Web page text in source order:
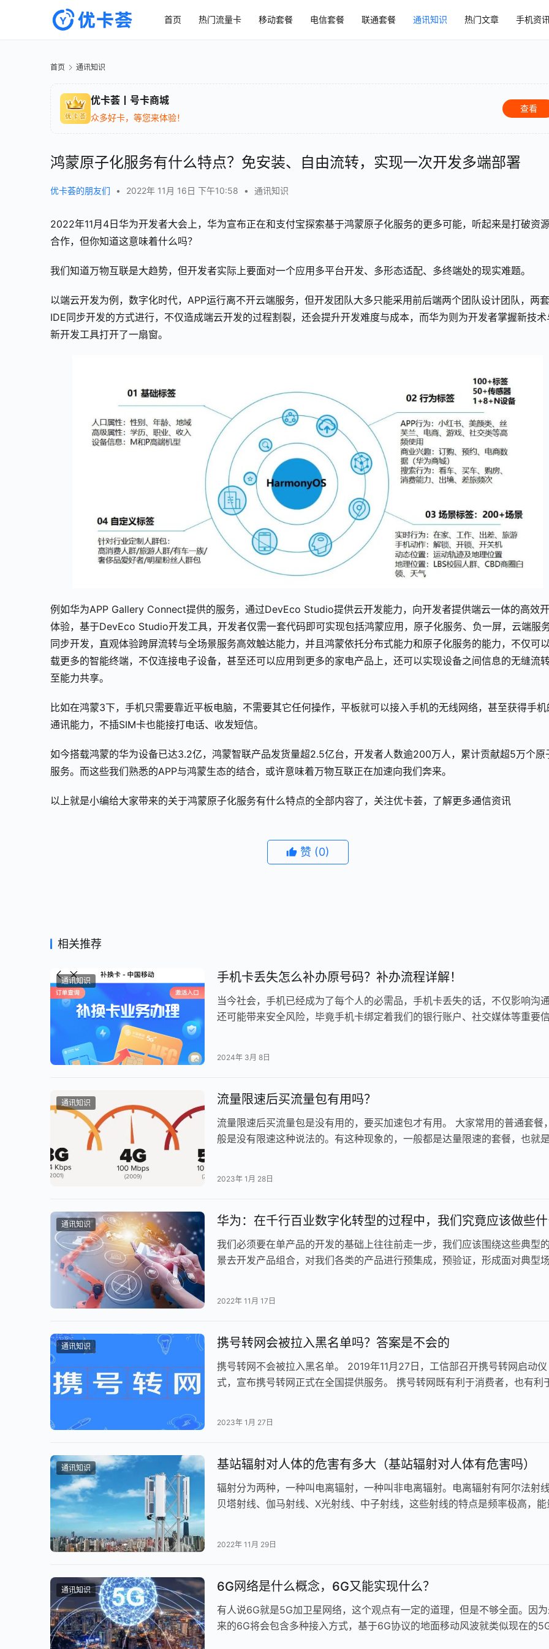
首页 热门流量卡 移动套餐 电信套餐 联通套餐 通讯知识 热门文章 手机资
首页 通讯知识
优卡荟丨号卡商城
众多好卡，等您来体验！
查看
鸿蒙原子化服务有什么特点？免安装、自由流转，实现一次开发多端部署
优卡荟的朋友们 • 2022年 11月 16日 下午10:58 • 通讯知识
2022年11月4日华为开发者大会上，华为宣布正在和支付宝探索基于鸿蒙原子化服务的更多可能，听起来是打破资
合作，但你知道这意味着什么吗？
我们知道万物互联是大趋势，但开发者实际上要面对一个应用多平台开发、多形态适配、多终端处的现实难题。
以端云开发为例，数字化时代，APP运行离不开云端服务，但开发团队大多只能采用前后端两个团队设计团队，两套
IDE同步开发的方式进行，不仅造成端云开发的过程割裂，还会提升开发难度与成本，而华为则为开发者掌握新技术
新开发工具打开了一扇窗。
例如华为APP Gallery Connect提供的服务，通过DevEco Studio提供云开发能力，向开发者提供端云一体的高效
体验，基于DevEco Studio开发工具，开发者仅需一套代码即可实现包括鸿蒙应用，原子化服务、负一屏，云端服
同步开发，直观体验跨屏流转与全场景服务高效触达能力，并且鸿蒙依托分布式能力和原子化服务的能力，不仅可
载更多的智能终端，不仅连接电子设备，甚至还可以应用到更多的家电产品上，还可以实现设备之间信息的无缝流
至能力共享。
比如在鸿蒙3下，手机只需要靠近平板电脑，不需要其它任何操作，平板就可以接入手机的无线网络，甚至获得手机
通讯能力，不插SIM卡也能接打电话、收发短信。
如今搭载鸿蒙的华为设备已达3.2亿，鸿蒙智联产品发货量超2.5亿台，开发者人数逾200万人，累计贡献超5万个原
服务。而这些我们熟悉的APP与鸿蒙生态的结合，或许意味着万物互联正在加速向我们奔来。
以上就是小编给大家带来的关于鸿蒙原子化服务有什么特点的全部内容了，关注优卡荟，了解更多通信资讯
赞 (0)
相关推荐
通讯知识 手机卡丢失怎么补办原号码？补办流程详解！
当今社会，手机已经成为了每个人的必需品，手机卡丢失的话，不仅影响沟
还可能带来安全风险，毕竟手机卡绑定着我们的银行账户、社交媒体等重要
2024年 3月 8日
通讯知识 流量限速后买流量包有用吗？
流量限速后买流量包是没有用的，要买加速包才有用。 大家常用的普通套餐
般是没有限速这种说法的。有这种现象的，一般都是达量限速的套餐，也就
2023年 1月 28日
通讯知识 华为：在千行百业数字化转型的过程中，我们究竟应该做些
我们必须要在单产品的开发的基础上往往前走一步，我们应该围绕这些典型
景去开发产品组合，对我们各类的产品进行预集成，预验证，形成面对典型
2022年 11月 17日
通讯知识 携号转网会被拉入黑名单吗？答案是不会的
携号转网不会被拉入黑名单。 2019年11月27日，工信部召开携号转网启动仪
式，宣布携号转网正式在全国提供服务。 携号转网既有利于消费者，也有利
2023年 1月 27日
通讯知识 基站辐射对人体的危害有多大（基站辐射对人体有危害吗）
辐射分为两种，一种叫电离辐射，一种叫非电离辐射。电离辐射有阿尔法射
贝塔射线、伽马射线、X光射线、中子射线，这些射线的特点是频率极高，能
2022年 11月 29日
通讯知识 6G网络是什么概念，6G又能实现什么？
有人说6G就是5G加卫星网络，这个观点有一定的道理，但是不够全面。因
来的6G将会包含多种接入方式，基于6G协议的地面移动风波就类似现在的